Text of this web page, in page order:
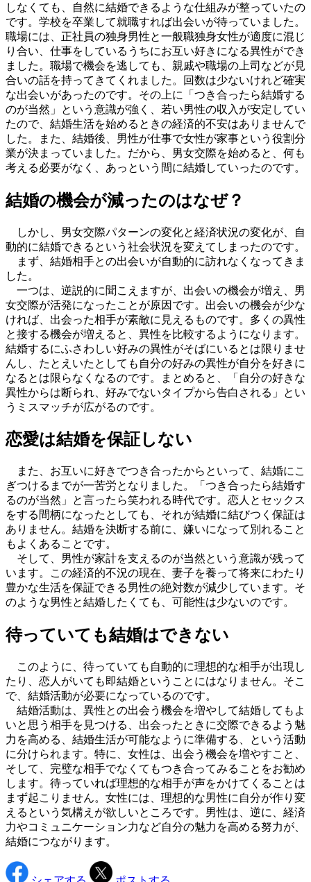
しなくても、自然に結婚できるような仕組みが整っていたの
です。学校を卒業して就職すれば出会いが待っていました。
職場には、正社員の独身男性と一般職独身女性が適度に混じ
り合い、仕事をしているうちにお互い好きになる異性ができ
ました。職場で機会を逃しても、親戚や職場の上司などが見
合いの話を持ってきてくれました。回数は少ないけれど確実
な出会いがあったのです。その上に「つき合ったら結婚する
のが当然」という意識が強く、若い男性の収入が安定してい
たので、結婚生活を始めるときの経済的不安はありませんで
した。また、結婚後、男性が仕事で女性が家事という役割分
業が決まっていました。だから、男女交際を始めると、何も
考える必要がなく、あっという間に結婚していったのです。
結婚の機会が減ったのはなぜ？
しかし、男女交際パターンの変化と経済状況の変化が、自
動的に結婚できるという社会状況を変えてしまったのです。
まず、結婚相手との出会いが自動的に訪れなくなってきま
した。
一つは、逆説的に聞こえますが、出会いの機会が増え、男
女交際が活発になったことが原因です。出会いの機会が少な
ければ、出会った相手が素敵に見えるものです。多くの異性
と接する機会が増えると、異性を比較するようになります。
結婚するにふさわしい好みの異性がそばにいるとは限りませ
んし、たとえいたとしても自分の好みの異性が自分を好きに
なるとは限らなくなるのです。まとめると、「自分の好きな
異性からは断られ、好みでないタイプから告白される」とい
うミスマッチが広がるのです。
恋愛は結婚を保証しない
また、お互いに好きでつき合ったからといって、結婚にこ
ぎつけるまでが一苦労となりました。「つき合ったら結婚す
るのが当然」と言ったら笑われる時代です。恋人とセックス
をする間柄になったとしても、それが結婚に結びつく保証は
ありません。結婚を決断する前に、嫌いになって別れること
もよくあることです。
そして、男性が家計を支えるのが当然という意識が残って
います。この経済的不況の現在、妻子を養って将来にわたり
豊かな生活を保証できる男性の絶対数が減少しています。そ
のような男性と結婚したくても、可能性は少ないのです。
待っていても結婚はできない
このように、待っていても自動的に理想的な相手が出現し
たり、恋人がいても即結婚ということにはなりません。そこ
で、結婚活動が必要になっているのです。
結婚活動は、異性との出会う機会を増やして結婚してもよ
いと思う相手を見つける、出会ったときに交際できるよう魅
力を高める、結婚生活が可能なように準備する、という活動
に分けられます。特に、女性は、出会う機会を増やすこと、
そして、完璧な相手でなくてもつき合ってみることをお勧め
します。待っていれば理想的な相手が声をかけてくることは
まず起こりません。女性には、理想的な男性に自分が作り変
えるという気構えが欲しいところです。男性は、逆に、経済
力やコミュニケーション力など自分の魅力を高める努力が、
結婚につながります。